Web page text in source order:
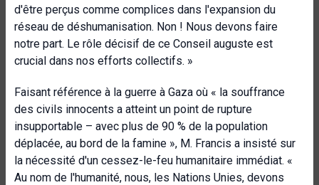
d'être perçus comme complices dans l'expansion du
réseau de déshumanisation. Non ! Nous devons faire
notre part. Le rôle décisif de ce Conseil auguste est
crucial dans nos efforts collectifs. »
Faisant référence à la guerre à Gaza où « la souffrance
des civils innocents a atteint un point de rupture
insupportable – avec plus de 90 % de la population
déplacée, au bord de la famine », M. Francis a insisté sur
la nécessité d'un cessez-le-feu humanitaire immédiat. «
Au nom de l'humanité, nous, les Nations Unies, devons